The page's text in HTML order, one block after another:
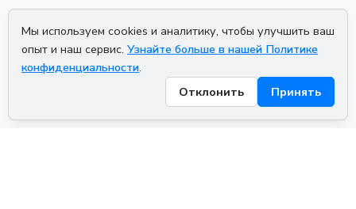
Мы используем cookies и аналитику, чтобы улучшить ваш
опыт и наш сервис. Узнайте больше в нашей Политике
конфиденциальности.
Отклонить
Принять